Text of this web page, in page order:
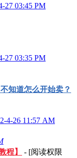
27 03:45 PM
27 03:35 PM
知道怎么开始卖？
4-26 11:57 AM
程】
- [阅读权限